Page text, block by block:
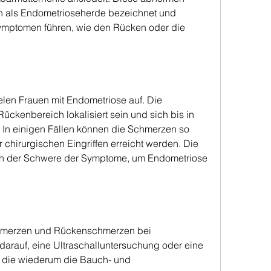
Endometrioseherde bezeichnet und
führen, wie den Rücken oder die
Frauen mit Endometriose auf. Die
lokalisiert sein und sich bis in
einigen Fällen können die Schmerzen so
chirurgischen Eingriffen erreicht werden. Die
der Schwere der Symptome, um Endometriose
und Rückenschmerzen bei
eine Ultraschalluntersuchung oder eine
wiederum die Bauch- und